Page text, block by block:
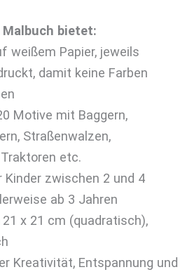
bietet:
weißem Papier, jeweils
damit keine Farben
Motive mit Baggern,
Straßenwalzen,
etc.
Kinder zwischen 2 und 4
ab 3 Jahren
21 x 21 cm (quadratisch),
Kreativität, Entspannung und